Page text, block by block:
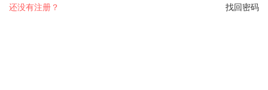
找回密码
还没有注册？